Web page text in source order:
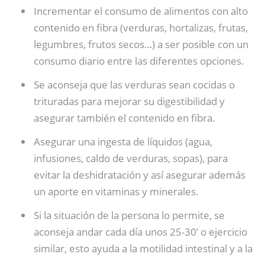
Incrementar el consumo de alimentos con alto
contenido en fibra (verduras, hortalizas, frutas,
legumbres, frutos secos…) a ser posible con un
consumo diario entre las diferentes opciones.
Se aconseja que las verduras sean cocidas o
trituradas para mejorar su digestibilidad y
asegurar también el contenido en fibra.
Asegurar una ingesta de líquidos (agua,
infusiones, caldo de verduras, sopas), para
evitar la deshidratación y así asegurar además
un aporte en vitaminas y minerales.
Si la situación de la persona lo permite, se
aconseja andar cada día unos 25-30’ o ejercicio
similar, esto ayuda a la motilidad intestinal y a la